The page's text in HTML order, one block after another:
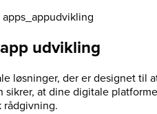
udvikling
løsninger, der er designet til
sikrer, at dine digitale
rådgivning.